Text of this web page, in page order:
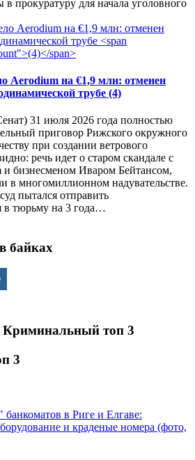
прокуратуру для начала уголовного
Aerodium на €1,9 млн: отменен
трубе (4)
31 июля 2026 года полностью
приговор Рижского окружного
при создании ветрового
речь идет о старом скандале с
бизнесменом Иваром Бейтансом,
в многомиллионном надувательстве.
пытался отправить
в тюрьму на 3 года…
байках
Криминальный топ 3
3